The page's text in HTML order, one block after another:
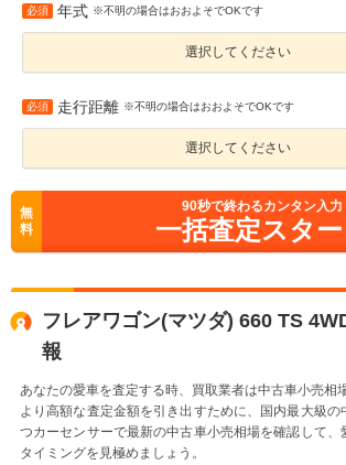
必須 年式 ※不明の場合はおおよそでOKです
選択してください
必須 走行距離 ※不明の場合はおおよそでOKです
選択してください
無
料
90秒で終わるカンタン入力
一括査定スター
フレアワゴン(マツダ) 660 TS
報
あなたの愛車を査定する時、買取業者は中古車小売相
より高額な査定金額を引き出すために、国内最大級の
つカーセンサーで最新の中古車小売相場を確認して、
タイミングを見極めましょう。